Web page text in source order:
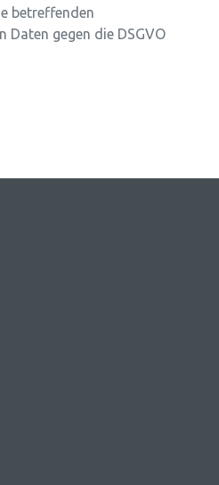
betreffenden
Daten gegen die DSGVO